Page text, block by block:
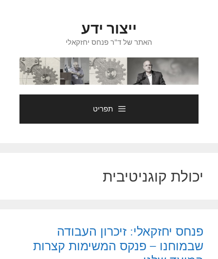
ייצור ידע
האתר של ד"ר פנחס יחזקאלי
תפריט
יכולת קוגניטיבית
פנחס יחזקאלי: זיכרון העבודה
שבמוחנו – פנקס המשימות קצרות